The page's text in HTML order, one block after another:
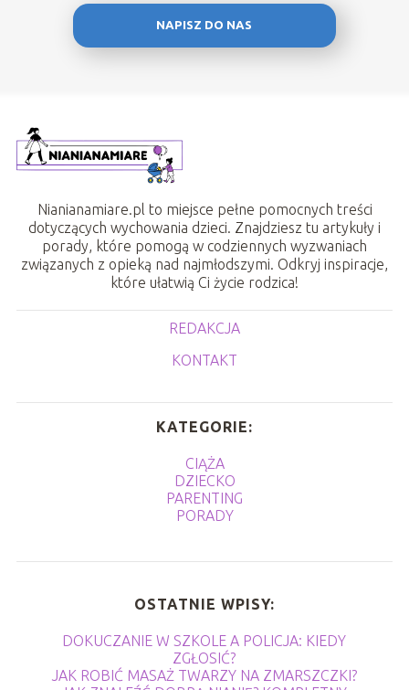
NAPISZ DO NAS
Nianianamiare.pl to miejsce pełne pomocnych treści
dotyczących wychowania dzieci. Znajdziesz tu artykuły i
porady, które pomogą w codziennych wyzwaniach
związanych z opieką nad najmłodszymi. Odkryj inspiracje,
które ułatwią Ci życie rodzica!
REDAKCJA
KONTAKT
KATEGORIE:
CIĄŻA
DZIECKO
PARENTING
PORADY
OSTATNIE WPISY:
DOKUCZANIE W SZKOLE A POLICJA: KIEDY
ZGŁOSIĆ?
JAK ROBIĆ MASAŻ TWARZY NA ZMARSZCZKI?